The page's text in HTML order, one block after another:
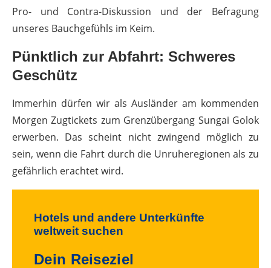
Pro- und Contra-Diskussion und der Befragung
unseres Bauchgefühls im Keim.
Pünktlich zur Abfahrt: Schweres
Geschütz
Immerhin dürfen wir als Ausländer am kommenden
Morgen Zugtickets zum Grenzübergang Sungai Golok
erwerben. Das scheint nicht zwingend möglich zu
sein, wenn die Fahrt durch die Unruheregionen als zu
gefährlich erachtet wird.
Hotels und andere Unterkünfte
weltweit suchen
Dein Reiseziel